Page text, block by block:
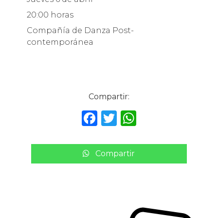
20:00 horas
Compañía de Danza Post-
contemporánea
Compartir:
F
c
e
T
it
te
W
a
ts
p
Compartir